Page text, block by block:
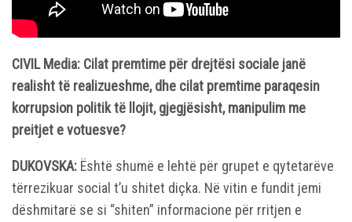
CIVIL Media: Cilat premtime për drejtësi sociale janë
realisht të realizueshme, dhe cilat premtime paraqesin
korrupsion politik të llojit, gjegjësisht, manipulim me
preitjet e votuesve?
DUKOVSKA: Është shumë e lehtë për grupet e qytetarëve
tërrezikuar social t’u shitet diçka. Në vitin e fundit jemi
dëshmitarë se si “shiten” informacione për rritjen e